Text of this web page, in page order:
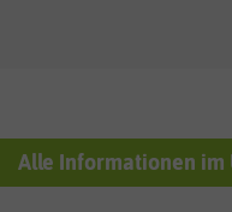
Alle Informationen im